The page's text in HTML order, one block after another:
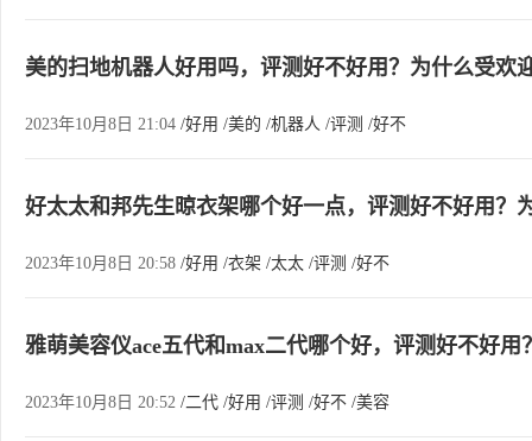
美的扫地机器人好用吗，评测好不好用？为什么受欢
2023年10月8日 21:04 /好用 /美的 /机器人 /评测 /好不
好太太和邦先生晾衣架哪个好一点，评测好不好用？
2023年10月8日 20:58 /好用 /衣架 /太太 /评测 /好不
雅萌美容仪ace五代和max二代哪个好，评测好不好用
2023年10月8日 20:52 /二代 /好用 /评测 /好不 /美容